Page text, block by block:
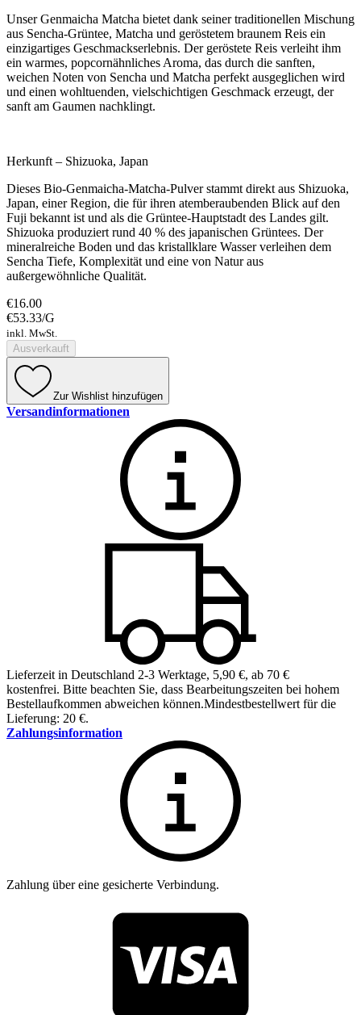
Unser Genmaicha Matcha bietet dank seiner traditionellen Mischung
aus Sencha-Grüntee, Matcha und geröstetem braunem Reis ein
einzigartiges Geschmackserlebnis. Der geröstete Reis verleiht ihm
ein warmes, popcornähnliches Aroma, das durch die sanften,
weichen Noten von Sencha und Matcha perfekt ausgeglichen wird
und einen wohltuenden, vielschichtigen Geschmack erzeugt, der
sanft am Gaumen nachklingt.
Herkunft – Shizuoka, Japan
Dieses Bio-Genmaicha-Matcha-Pulver stammt direkt aus Shizuoka,
Japan, einer Region, die für ihren atemberaubenden Blick auf den
Fuji bekannt ist und als die Grüntee-Hauptstadt des Landes gilt.
Shizuoka produziert rund 40 % des japanischen Grüntees. Der
mineralreiche Boden und das kristallklare Wasser verleihen dem
Sencha Tiefe, Komplexität und eine von Natur aus
außergewöhnliche Qualität.
€16.00
€53.33/G
inkl. MwSt.
Ausverkauft
Zur Wishlist hinzufügen
Versandinformationen
Lieferzeit in Deutschland 2-3 Werktage, 5,90 €, ab 70 €
kostenfrei. Bitte beachten Sie, dass Bearbeitungszeiten bei hohem
Bestellaufkommen abweichen können.Mindestbestellwert für die
Lieferung: 20 €.
Zahlungsinformation
Zahlung über eine gesicherte Verbindung.